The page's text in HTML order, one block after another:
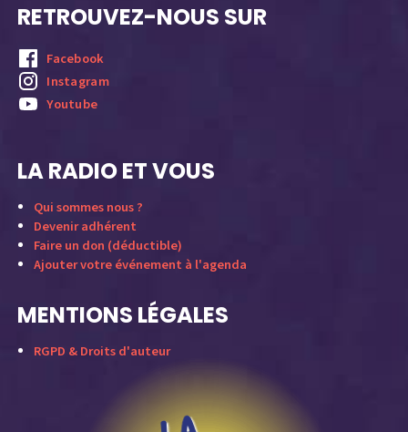
RETROUVEZ-NOUS SUR
Facebook
Instagram
Youtube
LA RADIO ET VOUS
Qui sommes nous ?
Devenir adhérent
Faire un don (déductible)
Ajouter votre événement à l'agenda
MENTIONS LÉGALES
RGPD & Droits d'auteur